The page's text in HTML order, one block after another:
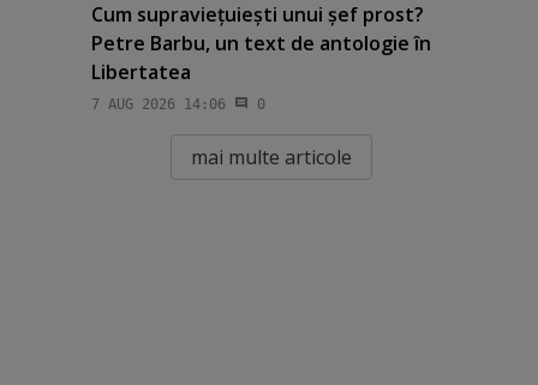
Cum supravieţuieşti unui şef prost?
Petre Barbu, un text de antologie în
Libertatea
7 AUG 2026 14:06 0
mai multe articole